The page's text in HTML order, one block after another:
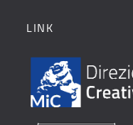
LINK